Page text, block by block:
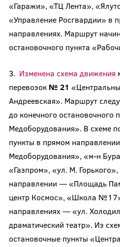
«Гаражи», «ТЦ Лента»,
«Управление Росгвардии» в
направлениях. Маршрут
остановочного пункта
3. Изменена схема движения
перевозок № 21
Андреевская». Маршрут
до конечного остановочного
Медоборудования». В схеме
пункты в прямом
Медоборудования», «м-н
«Газпром», «ул. М.
направлении — «Площадь
центр Космос», «Школа
направлениях — «ул.
драматический театр». Из
остановочные пункты